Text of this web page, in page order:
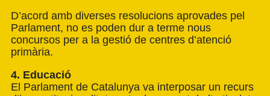
D’acord amb diverses resolucions aprovades pel
Parlament, no es poden dur a terme nous
concursos per a la gestió de centres d’atenció
primària.
4. Educació
El Parlament de Catalunya va interposar un recurs